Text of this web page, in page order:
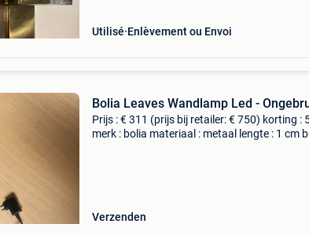
Utilisé Enlèvement ou Envoi
Bolia Leaves Wandlamp Led -
Prijs : € 311 (prijs bij retailer: € 750) korting :
merk : bolia materiaal : metaal lengte : 1 cm
Verzenden